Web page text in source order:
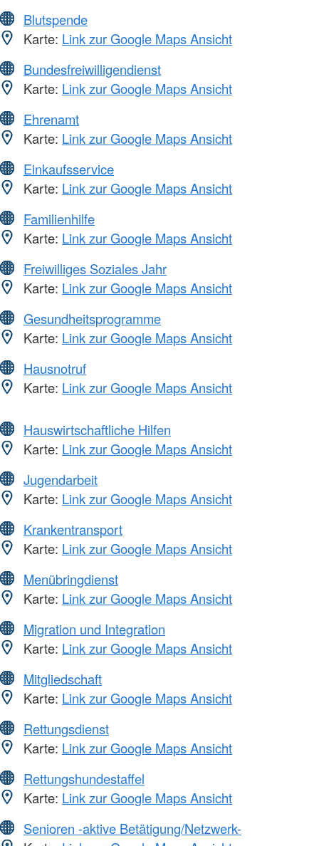
Blutspende
Karte: Link zur Google Maps Ansicht
Bundesfreiwilligendienst
Karte: Link zur Google Maps Ansicht
Ehrenamt
Karte: Link zur Google Maps Ansicht
Einkaufsservice
Karte: Link zur Google Maps Ansicht
Familienhilfe
Karte: Link zur Google Maps Ansicht
Freiwilliges Soziales Jahr
Karte: Link zur Google Maps Ansicht
Gesundheitsprogramme
Karte: Link zur Google Maps Ansicht
Hausnotruf
Karte: Link zur Google Maps Ansicht
Hauswirtschaftliche Hilfen
Karte: Link zur Google Maps Ansicht
Jugendarbeit
Karte: Link zur Google Maps Ansicht
Krankentransport
Karte: Link zur Google Maps Ansicht
Menübringdienst
Karte: Link zur Google Maps Ansicht
Migration und Integration
Karte: Link zur Google Maps Ansicht
Mitgliedschaft
Karte: Link zur Google Maps Ansicht
Rettungsdienst
Karte: Link zur Google Maps Ansicht
Rettungshundestaffel
Karte: Link zur Google Maps Ansicht
Senioren -aktive Betätigung/Netzwerk-